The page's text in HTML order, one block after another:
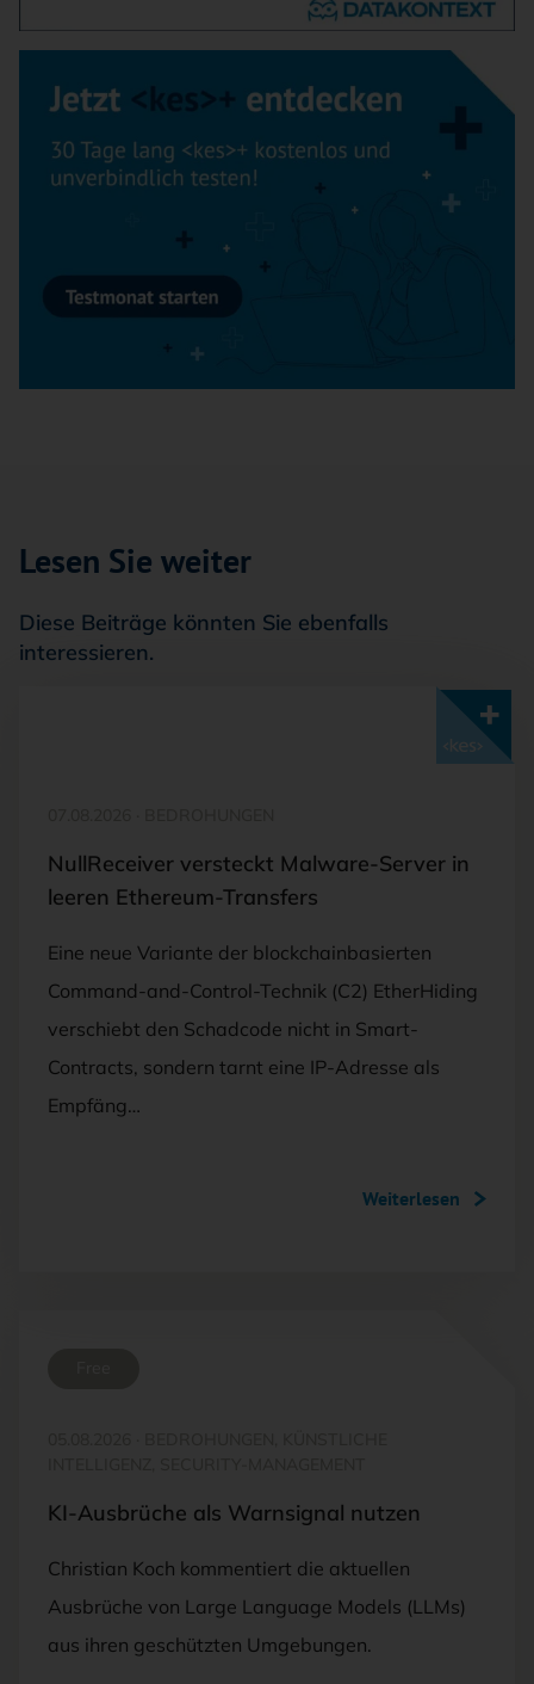
Lesen Sie weiter
Diese Beiträge könnten Sie ebenfalls
interessieren.
NullReceiver versteckt Malware-Server in
leeren Ethereum-Transfers
Eine neue Variante der blockchainbasierten
Command-and-Control-Technik (C2) EtherHiding
verschiebt den Schadcode nicht in Smart-
Contracts, sondern tarnt eine IP-Adresse als
Empfäng…
Weiterlesen
KI-Ausbrüche als Warnsignal nutzen
Christian Koch kommentiert die aktuellen
Ausbrüche von Large Language Models (LLMs)
aus ihren geschützten Umgebungen.